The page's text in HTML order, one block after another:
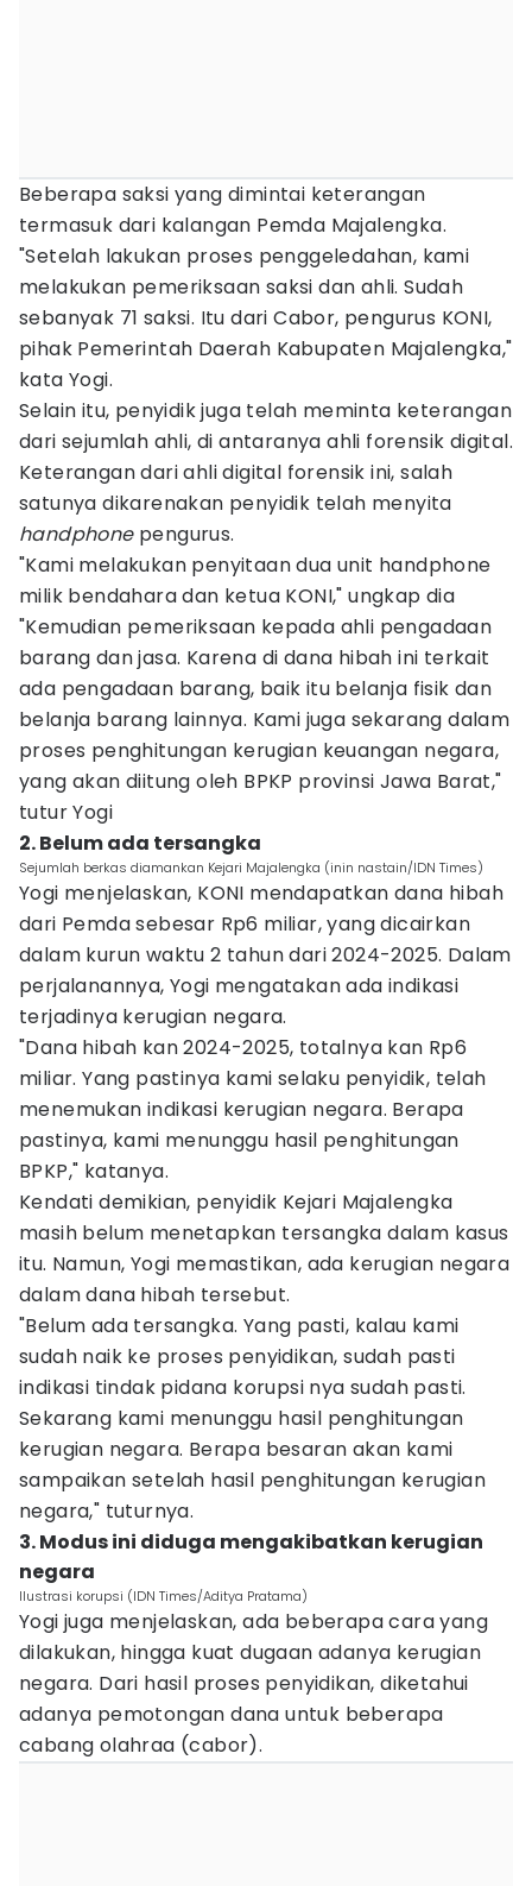
Beberapa saksi yang dimintai keterangan
termasuk dari kalangan Pemda Majalengka.
"Setelah lakukan proses penggeledahan, kami
melakukan pemeriksaan saksi dan ahli. Sudah
sebanyak 71 saksi. Itu dari Cabor, pengurus KONI,
pihak Pemerintah Daerah Kabupaten Majalengka,"
kata Yogi.
Selain itu, penyidik juga telah meminta keterangan
dari sejumlah ahli, di antaranya ahli forensik digital.
Keterangan dari ahli digital forensik ini, salah
satunya dikarenakan penyidik telah menyita
handphonepengurus.
"Kami melakukan penyitaan dua unit handphone
milik bendahara dan ketua KONI," ungkap dia
"Kemudian pemeriksaan kepada ahli pengadaan
barang dan jasa. Karena di dana hibah ini terkait
ada pengadaan barang, baik itu belanja fisik dan
belanja barang lainnya. Kami juga sekarang dalam
proses penghitungan kerugian keuangan negara,
yang akan diitung oleh BPKP provinsi Jawa Barat,"
tutur Yogi
2. Belum ada tersangka
Sejumlah berkas diamankan Kejari Majalengka (inin nastain/IDN Times)
Yogi menjelaskan, KONI mendapatkan dana hibah
dari Pemda sebesar Rp6 miliar, yang dicairkan
dalam kurun waktu 2 tahun dari 2024-2025. Dalam
perjalanannya, Yogi mengatakan ada indikasi
terjadinya kerugian negara.
"Dana hibah kan 2024-2025, totalnya kan Rp6
miliar. Yang pastinya kami selaku penyidik, telah
menemukan indikasi kerugian negara. Berapa
pastinya, kami menunggu hasil penghitungan
BPKP," katanya.
Kendati demikian, penyidik Kejari Majalengka
masih belum menetapkan tersangka dalam kasus
itu. Namun, Yogi memastikan, ada kerugian negara
dalam dana hibah tersebut.
"Belum ada tersangka. Yang pasti, kalau kami
sudah naik ke proses penyidikan, sudah pasti
indikasi tindak pidana korupsi nya sudah pasti.
Sekarang kami menunggu hasil penghitungan
kerugian negara. Berapa besaran akan kami
sampaikan setelah hasil penghitungan kerugian
negara," tuturnya.
3. Modus ini diduga mengakibatkan kerugian
negara
Ilustrasi korupsi (IDN Times/Aditya Pratama)
Yogi juga menjelaskan, ada beberapa cara yang
dilakukan, hingga kuat dugaan adanya kerugian
negara. Dari hasil proses penyidikan, diketahui
adanya pemotongan dana untuk beberapa
cabang olahraa (cabor).